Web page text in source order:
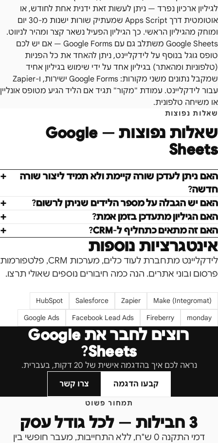
לגיליון ארכיון נפרד — ניתן לעשות זאת ידנית אחת לחודש, או
אוטומטית דרך Apps Script שמעתיק שורות ישנות מ-30 יום
ומוחק מהגיליון הראשי. כך הגיליון הפעיל נשאר קצר ומהיר לניווט.
Google Sheets משתלב גם עם Google Forms — אם יש לכם
טופס גוגל בנוסף על לידקליינט, ניתן להאחד את כל הפניות
(טלפוניות ומהאתר) בגיליון אחד על ידי שימוש בגיליון אחיד
שמקבל נתונים משני מקורות: Google Forms ישירות, ו-Zapier
עבור לידקליינט. עמודת "מקור" תגיד אם הליד הגיע מטופס אונליין
או משיחה טלפונית.
שאלות נפוצות
שאלות נפוצות — Google
Sheets
האם ניתן לעדכן שורה קיימת ולא תמיד ליצור שורה
חדשה?
האם יש הגבלה על מספר הלידים שניתן לרשום?
האם הגיליון מתעדכן בזמן אמת?
האם זה מתאים כתחליף ל-CRM?
אינטגרציות נוספות
לידקליינט מתחברת לעוד כלים, מערכות CRM, פלטפורמות
פרסום ובוני אתרים. הנה כמה חיבורים נוספים שאולי תרצו.
Make (Integromat)
Zapier
Salesforce
HubSpot
monday
Fireberry
Facebook Lead Ads
Google Ads
רוצים לחבר את Google
Sheets
?
נראה לכם איך בהדגמה אישית של 20 דקות, בעברית.
קבעו הדגמה
צרו קשר
תמחור פשוט
3 חבילות — לכל גודל עסק
דמי התקנה 0 ש"ח, ללא התחייבות, מעבר חופשי בין